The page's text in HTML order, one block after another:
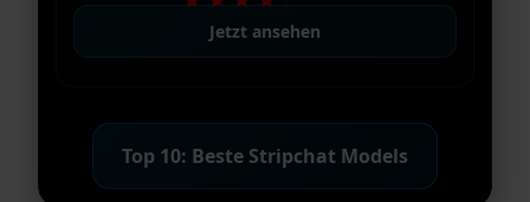
Jetzt ansehen
Top 10: Beste Stripchat Models